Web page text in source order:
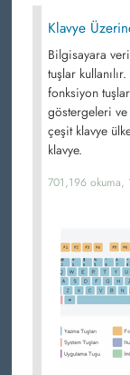
Klavye
Bilgisayara
tuşlar
fonksiyon
göstergeleri
çeşit klavye
klavye.
701,196